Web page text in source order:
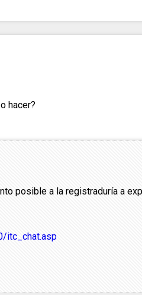
hacer?
posible a la registraduría a
itc_chat.asp